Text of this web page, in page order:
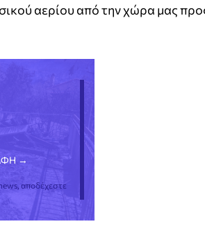
αερίου από την χώρα μας
αποδέχεστε